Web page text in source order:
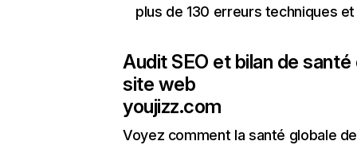
plus de 130 erreurs techniques et
Audit SEO et bilan de santé
site web
youjizz.com
Voyez comment la santé globale